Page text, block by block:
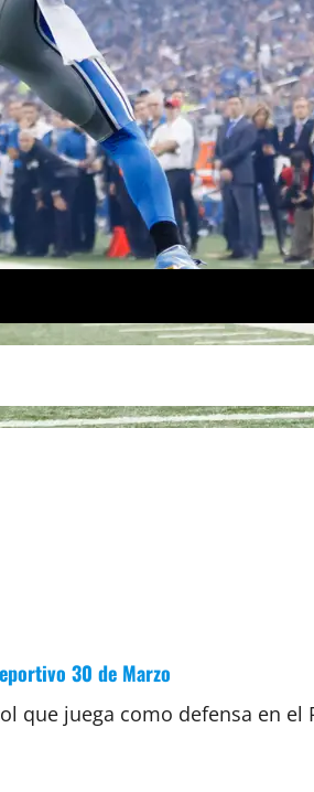
30 de Marzo
que juega como defensa en